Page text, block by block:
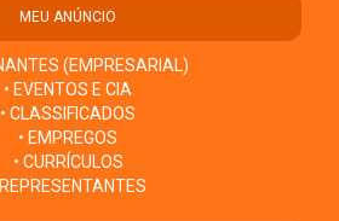
MEU ANÚNCIO
(EMPRESARIAL)
• EVENTOS E CIA
• CLASSIFICADOS
• EMPREGOS
• CURRÍCULOS